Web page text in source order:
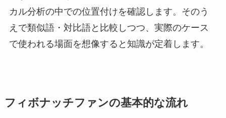
カル分析の中での位置付けを確認します。そのう
えで類似語・対比語と比較しつつ、実際のケース
で使われる場面を想像すると知識が定着します。
フィボナッチファンの基本的な流れ